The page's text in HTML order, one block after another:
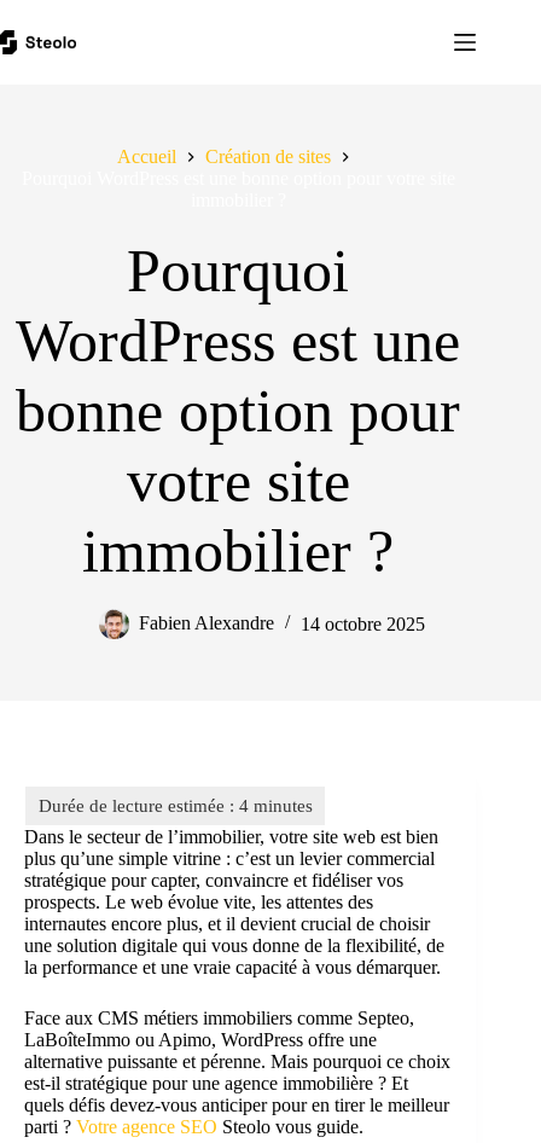
au
contenu
Accueil
Création de sites
Pourquoi
WordPress est une
bonne option pour
votre site
immobilier ?
Fabien Alexandre 14 octobre 2025
Dans le secteur de l’immobilier, votre site web est bien
plus qu’une simple vitrine : c’est un levier commercial
stratégique pour capter, convaincre et fidéliser vos
prospects. Le web évolue vite, les attentes des
internautes encore plus, et il devient crucial de choisir
une solution digitale qui vous donne de la flexibilité, de
la performance et une vraie capacité à vous démarquer.
Face aux CMS métiers immobiliers comme Septeo,
LaBoîteImmo ou Apimo, WordPress offre une
alternative puissante et pérenne. Mais pourquoi ce choix
est-il stratégique pour une agence immobilière ? Et
quels défis devez-vous anticiper pour en tirer le meilleur
parti ? Votre agence SEO Steolo vous guide.